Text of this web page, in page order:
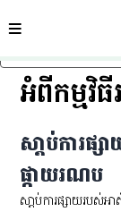
រំលងទៅមាតិ
ផ្នែក
អំពីកម្មវិ
សា្ដប់ការ​ផ្
ផ្កាយ​រណប
សា្ដប់ការ​ផ្សាយរបស់​អ